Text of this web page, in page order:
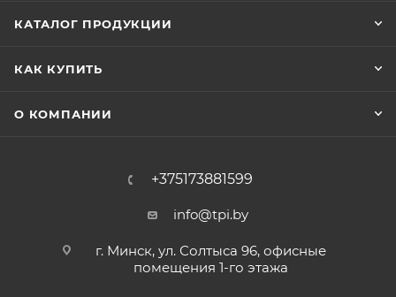
КАТАЛОГ ПРОДУКЦИИ
КАК КУПИТЬ
О КОМПАНИИ
+375173881599
info@tpi.by
г. Минск, ул. Солтыса 96, офисные
помещения 1-го этажа